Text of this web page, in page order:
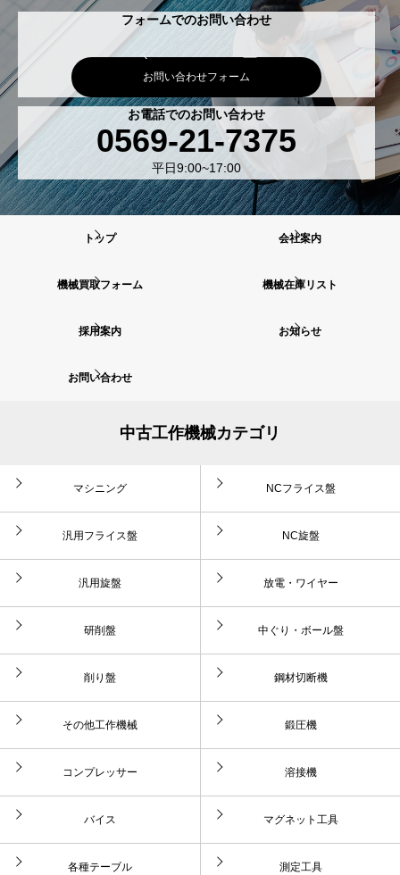
フォームでのお問い合わせ
お問い合わせフォーム
お電話でのお問い合わせ
0569-21-7375
平日9:00~17:00
トップ 会社案内
機械買取フォーム 機械在庫リスト
採用案内 お知らせ
お問い合わせ
中古工作機械カテゴリ
マシニング NCフライス盤
汎用フライス盤 NC旋盤
汎用旋盤 放電・ワイヤー
研削盤 中ぐり・ボール盤
削り盤 鋼材切断機
その他工作機械 鍛圧機
コンプレッサー 溶接機
バイス マグネット工具
各種テーブル 測定工具